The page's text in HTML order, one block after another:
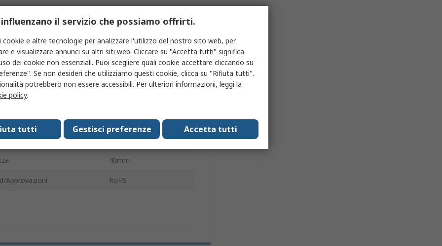
Valore
Kern
Rifrattometro
Zucchero
4mm
4 mm
40mm
Approvazioni RoHS
il servizio che possiamo offrirti.
cookie e altre tecnologie per analizzare l'utilizzo del nostro sito web, per
e visualizzare annunci su altri siti web. Cliccare su "Accetta tutti" significa
dei cookie non essenziali. Puoi scegliere quali cookie accettare cliccando su
Se non desideri che utilizziamo questi cookie, clicca su "Rifiuta tutti".
potrebbero non essere accessibili. Per ulteriori informazioni, leggi la
policy.
Accetta tutti
Gestisci preferenze
tutti